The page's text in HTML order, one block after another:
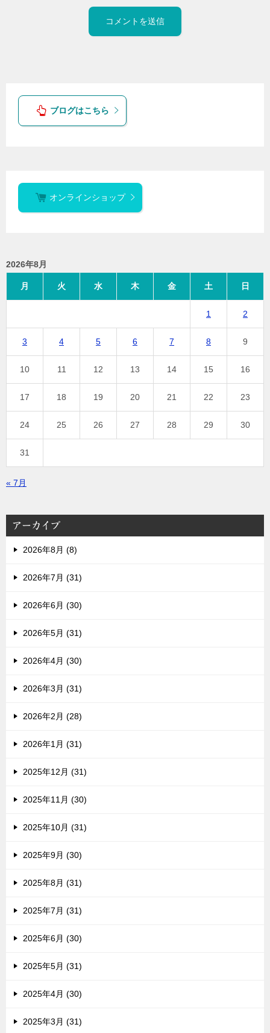
ブログはこちら
オンラインショップ
2026年8月
月 火 水 木 金 土 日
1 2
3 4 5 6 7 8 9
10 11 12 13 14 15 16
17 18 19 20 21 22 23
24 25 26 27 28 29 30
31
« 7月
アーカイブ
2026年8月 (8)
2026年7月 (31)
2026年6月 (30)
2026年5月 (31)
2026年4月 (30)
2026年3月 (31)
2026年2月 (28)
2026年1月 (31)
2025年12月 (31)
2025年11月 (30)
2025年10月 (31)
2025年9月 (30)
2025年8月 (31)
2025年7月 (31)
2025年6月 (30)
2025年5月 (31)
2025年4月 (30)
2025年3月 (31)